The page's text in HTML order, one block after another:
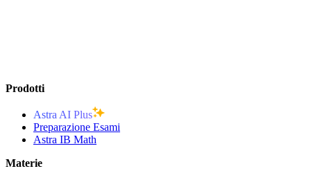
Prodotti
Astra AI Plus
Preparazione Esami
Astra IB Math
Materie